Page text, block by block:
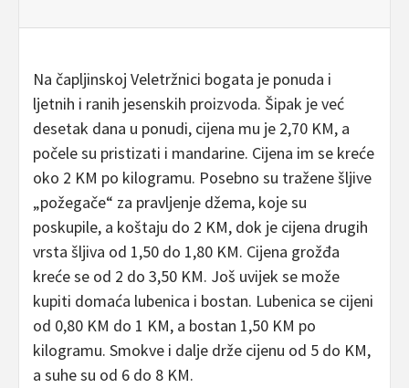
Na čapljinskoj Veletržnici bogata je ponuda i
ljetnih i ranih jesenskih proizvoda. Šipak je već
desetak dana u ponudi, cijena mu je 2,70 KM, a
počele su pristizati i mandarine. Cijena im se kreće
oko 2 KM po kilogramu. Posebno su tražene šljive
„požegače“ za pravljenje džema, koje su
poskupile, a koštaju do 2 KM, dok je cijena drugih
vrsta šljiva od 1,50 do 1,80 KM. Cijena grožđa
kreće se od 2 do 3,50 KM. Još uvijek se može
kupiti domaća lubenica i bostan. Lubenica se cijeni
od 0,80 KM do 1 KM, a bostan 1,50 KM po
kilogramu. Smokve i dalje drže cijenu od 5 do KM,
a suhe su od 6 do 8 KM.